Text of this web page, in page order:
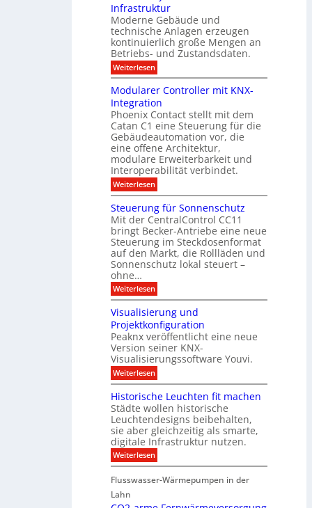
s
A
n
s
a
g
r
a
u
c
h
m
e
l
d
e
r
n
s
b
i
l
d
u
n
g
s
z
e
n
t
r
u
m
c
h
e
n
2
0
2
6
g
h
t
e
r
f
o
l
g
r
e
i
c
h
z
u
E
n
e
t
e
r
T
a
s
t
s
n
s
o
r
m
i
t
D
i
s
p
a
y
Infrastruktur
Moderne Gebäude und
technische Anlagen erzeugen
kontinuierlich große Mengen an
Betriebs- und Zustandsdaten.
Weiterlesen:
E
g
e
-
A
I
f
ü
r
G
e
b
u
d
e
:
D
a
t
e
n
a
n
a
l
y
s
e
d
i
r
e
k
t
i
n
d
e
r
n
r
Modularer Controller mit KNX-
Integration
Phoenix Contact stellt mit dem
Catan C1 eine Steuerung für die
Gebäudeautomation vor, die
eine offene Architektur,
modulare Erweiterbarkeit und
Interoperabilität verbindet.
Weiterlesen:
M
d
u
l
a
r
e
r
C
o
n
t
o
l
l
e
r
m
i
t
K
N
X
-
I
n
t
g
a
Steuerung für Sonnenschutz
Mit der CentralControl CC11
bringt Becker-Antriebe eine neue
Steuerung im Steckdosenformat
auf den Markt, die Rollläden und
Sonnenschutz lokal steuert –
ohne…
Weiterlesen:
S
e
u
e
r
u
n
g
f
ü
r
S
o
n
n
e
n
c
Visualisierung und
Projektkonfiguration
Peaknx veröffentlicht eine neue
Version seiner KNX-
Visualisierungssoftware Youvi.
Weiterlesen:
V
s
u
a
l
i
s
i
e
r
Historische Leuchten fit machen
Städte wollen historische
Leuchtendesigns beibehalten,
sie aber gleichzeitig als smarte,
digitale Infrastruktur nutzen.
Weiterlesen:
H
s
Flusswasser-Wärmepumpen in der
Lahn